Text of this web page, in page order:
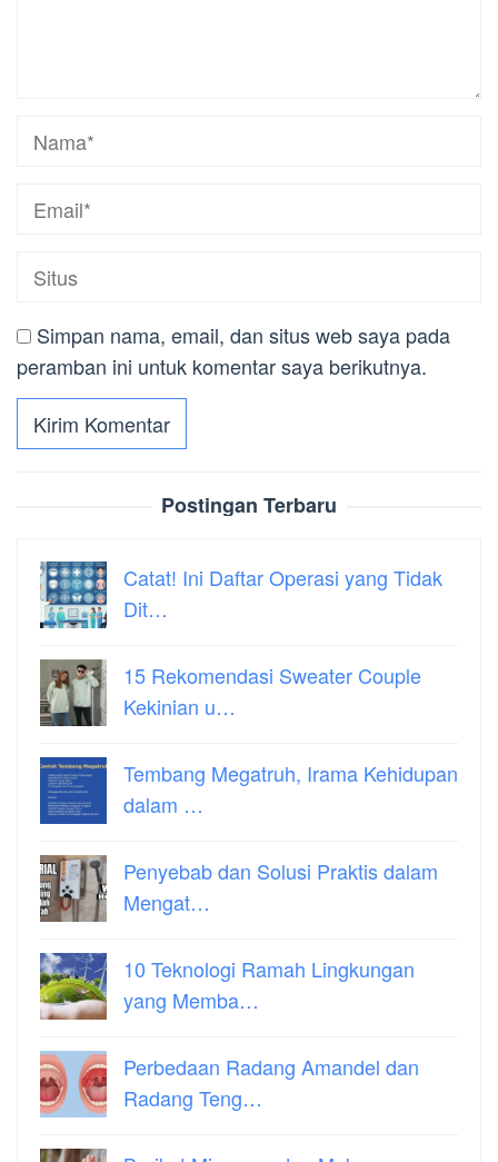
Simpan nama, email, dan situs web saya pada
peramban ini untuk komentar saya berikutnya.
Postingan Terbaru
Catat! Ini Daftar Operasi yang Tidak
Dit…
15 Rekomendasi Sweater Couple
Kekinian u…
Tembang Megatruh, Irama Kehidupan
dalam …
Penyebab dan Solusi Praktis dalam
Mengat…
10 Teknologi Ramah Lingkungan
yang Memba…
Perbedaan Radang Amandel dan
Radang Teng…